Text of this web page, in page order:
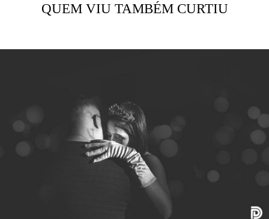
QUEM VIU TAMBÉM CURTIU